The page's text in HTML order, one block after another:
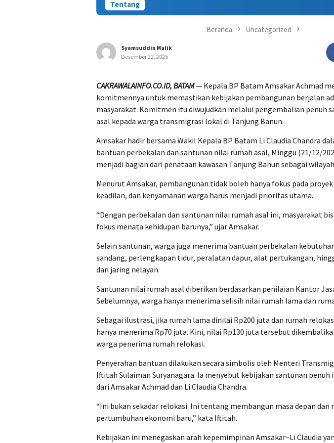
Tentang
Beranda Uncategorized
Syamsuddin Malik
Desember 22, 2025
CAKRAWALAINFO.CO.ID, BATAM— Kepala BP Batam Amsakar Achmad
komitmennya untuk memastikan kebijakan pembangunan berjalan
masyarakat. Komitmen itu diwujudkan melalui pengembalian penuh
asal kepada warga transmigrasi lokal di Tanjung Banun.
Amsakar hadir bersama Wakil Kepala BP Batam Li Claudia Chandra
bantuan perbekalan dan santunan nilai rumah asal, Minggu (21/12/
menjadi bagian dari penataan kawasan Tanjung Banun sebagai
Menurut Amsakar, pembangunan tidak boleh hanya fokus pada
keadilan, dan kenyamanan warga harus menjadi prioritas utama.
“Dengan perbekalan dan santunan nilai rumah asal ini, masyarakat
fokus menata kehidupan barunya,” ujar Amsakar.
Selain santunan, warga juga menerima bantuan perbekalan
sandang, perlengkapan tidur, peralatan dapur, alat pertukangan,
dan jaring nelayan.
Santunan nilai rumah asal diberikan berdasarkan penilaian Kantor
Sebelumnya, warga hanya menerima selisih nilai rumah lama dan
Sebagai ilustrasi, jika rumah lama dinilai Rp200 juta dan rumah
hanya menerima Rp70 juta. Kini, nilai Rp130 juta tersebut
warga penerima rumah relokasi.
Penyerahan bantuan dilakukan secara simbolis oleh Menteri
Iftitah Sulaiman Suryanagara. Ia menyebut kebijakan santunan penuh
dari Amsakar Achmad dan Li Claudia Chandra.
“Ini bukan sekadar relokasi. Ini tentang membangun masa depan dan
pertumbuhan ekonomi baru,” kata Iftitah.
Kebijakan ini menegaskan arah kepemimpinan Amsakar–Li Claudia